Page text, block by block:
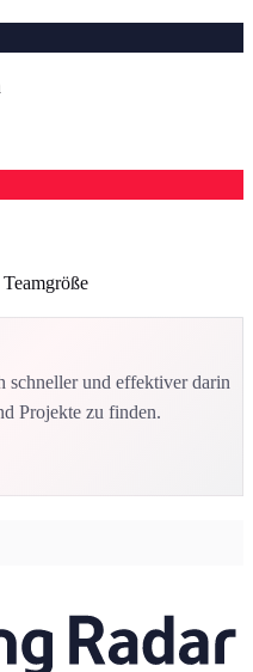
und effektiver darin
Projekte zu finden.